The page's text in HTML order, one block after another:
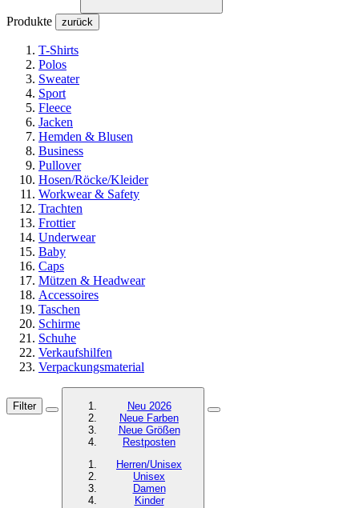
Produkte zurück
T-Shirts
Polos
Sweater
Sport
Fleece
Jacken
Hemden & Blusen
Business
Pullover
Hosen/Röcke/Kleider
Workwear & Safety
Trachten
Frottier
Underwear
Baby
Caps
Mützen & Headwear
Accessoires
Taschen
Schirme
Schuhe
Verkaufshilfen
Verpackungsmaterial
Filter
Neu 2026
Neue Farben
Neue Größen
Restposten
Herren/Unisex
Unisex
Damen
Kinder